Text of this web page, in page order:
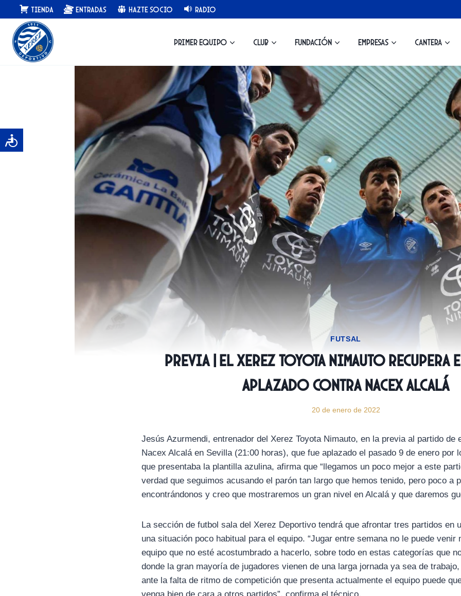
Saltar
al
contenido
Tienda Entradas Hazte Socio Radio
Primer equipo Club Fundación Empresas Cantera
FUTSAL
PREVIA | El Xerez Toyota Nimauto
aplazado contra Nacex Alcalá
20 de enero de 2022
Jesús Azurmendi, entrenador del Xerez Toyota Nimauto, en la previa al partido de
Nacex Alcalá en Sevilla (21:00 horas), que fue aplazado el pasado 9 de enero por
que presentaba la plantilla azulina, afirma que “llegamos un poco mejor a este
verdad que seguimos acusando el parón tan largo que hemos tenido, pero poco a
encontrándonos y creo que mostraremos un gran nivel en Alcalá y que daremos
La sección de futbol sala del Xerez Deportivo tendrá que afrontar tres partidos en
una situación poco habitual para el equipo. “Jugar entre semana no le puede venir
equipo que no esté acostumbrado a hacerlo, sobre todo en estas categorías que
donde la gran mayoría de jugadores vienen de una larga jornada ya sea de
ante la falta de ritmo de competición que presenta actualmente el equipo puede
venga bien de cara a otros partidos”, confirma el técnico.